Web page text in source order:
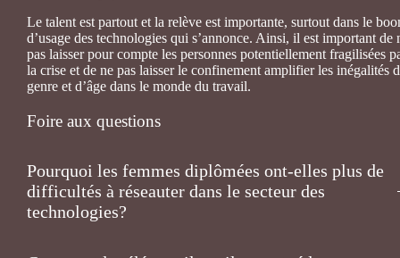
Le talent est partout et la relève est importante, surtout dans le
d’usage des technologies qui s’annonce. Ainsi, il est important de
pas laisser pour compte les personnes potentiellement fragilisées
la crise et de ne pas laisser le confinement amplifier les inégalités
genre et d’âge dans le monde du travail.
Foire aux questions
Pourquoi les femmes diplômées ont-elles plus de
difficultés à réseauter dans le secteur des
technologies?